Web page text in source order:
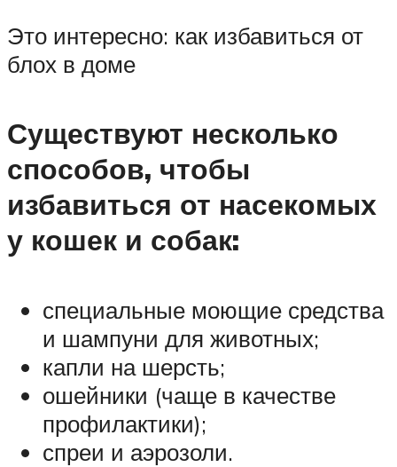
Это интересно: как избавиться от
блох в доме
Существуют несколько
способов, чтобы
избавиться от насекомых
у кошек и собак:
специальные моющие средства
и шампуни для животных;
капли на шерсть;
ошейники (чаще в качестве
профилактики);
спреи и аэрозоли.